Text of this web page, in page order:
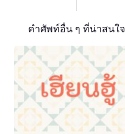
คำศัพท์อื่น ๆ ที่น่าสนใจ